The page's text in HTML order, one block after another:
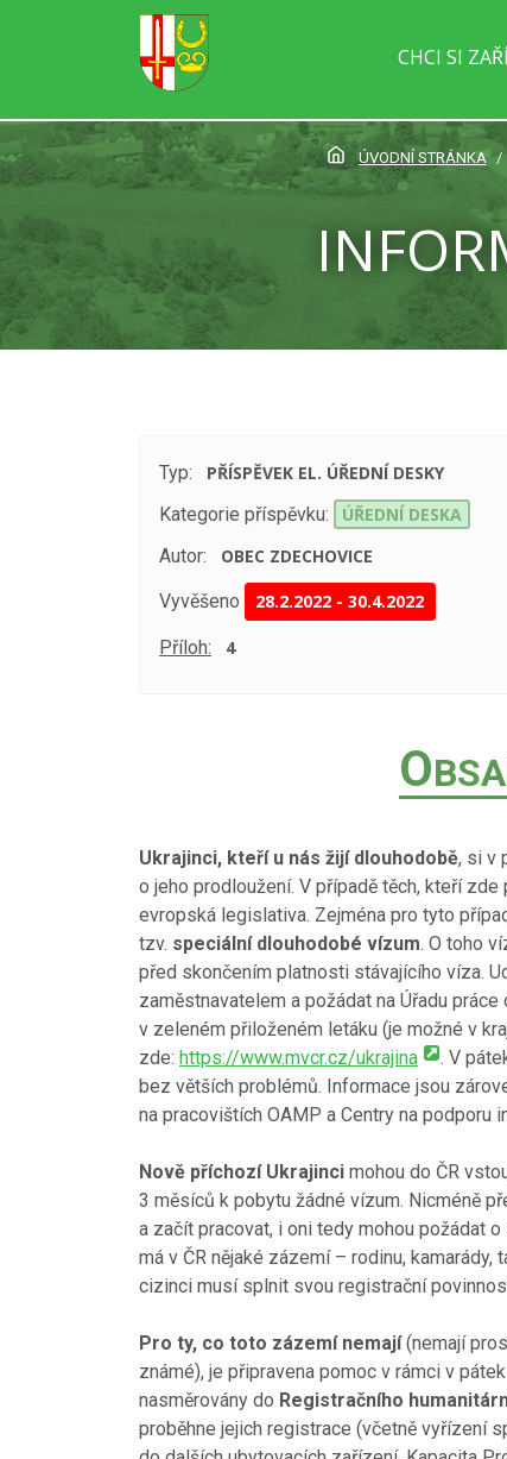
CHCI SI
ÚVODNÍ STRÁNKA
Typ:
PŘÍSPĚVEK EL. ÚŘEDNÍ DESKY
Kategorie příspěvku:
ÚŘEDNÍ DESKA
Autor:
OBEC ZDECHOVICE
Vyvěšeno 28.2.2022 -30.4.2022
Příloh: 4
O
Ukrajinci, kteří u nás žijí dlouhodobě, si v
o jeho prodloužení. V případě těch, kteří
evropská legislativa. Zejména pro tyto
tzv. speciální dlouhodobé vízum. O toho
před skončením platnosti stávajícího víza.
zaměstnavatelem a požádat na Úřadu
v zeleném přiloženém letáku (je možné v
zde: https://www.mvcr.cz/ukrajina
. V
bez větších problémů. Informace jsou
na pracovištích OAMP a Centry na podporu
Nově příchozí Ukrajinci mohou do ČR
3 měsíců k pobytu žádné vízum. Nicméně
a začít pracovat, i oni tedy mohou požádat
má v ČR nějaké zázemí – rodinu,
cizinci musí splnit svou registrační
Pro ty, co toto zázemí nemají(nemají
známé), je připravena pomoc v rámci v
nasměrovány do Registračního
proběhne jejich registrace (včetně vyřízení